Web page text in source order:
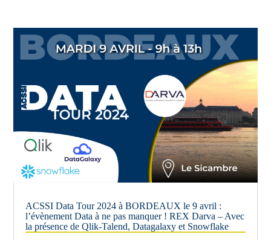
ACSSI Data Tour 2024 à BORDEAUX le 9 avril :
l’évènement Data à ne pas manquer ! REX Darva – Avec
la présence de Qlik-Talend, Datagalaxy et Snowflake